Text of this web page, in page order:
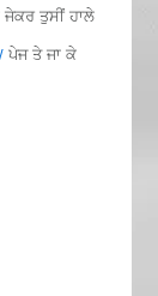
ਤੁਸੀਂ ਹਾਲੇ
ਪੇਜ ਤੇ ਜਾ ਕੇ